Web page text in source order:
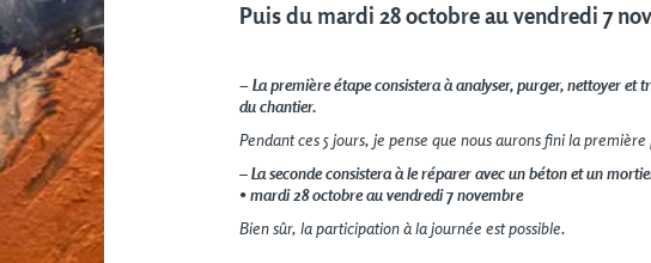
Puis du mardi 28 octobre au vendredi 7
– La première étape consistera à analyser, purger, nettoyer et
du chantier.
Pendant ces 5 jours, je pense que nous aurons fini la
–La seconde consistera à le réparer avec un béton et un
• mardi 28 octobre au vendredi 7 novembre
Bien sûr, la participation à la journée est possible.